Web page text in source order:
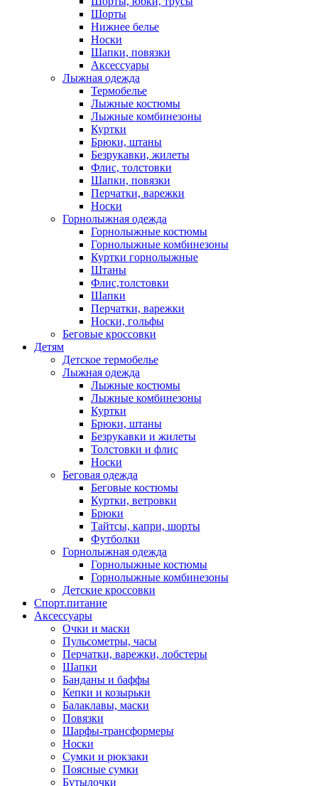
Шорты
Нижнее белье
Носки
Шапки, повязки
Аксессуары
Лыжная одежда
Термобелье
Лыжные костюмы
Лыжные комбинезоны
Куртки
Брюки, штаны
Безрукавки, жилеты
Флис, толстовки
Шапки, повязки
Перчатки, варежки
Носки
Горнолыжная одежда
Горнолыжные костюмы
Горнолыжные комбинезоны
Куртки горнолыжные
Штаны
Флис,толстовки
Шапки
Перчатки, варежки
Носки, гольфы
Беговые кроссовки
Детям
Детское термобелье
Лыжная одежда
Лыжные костюмы
Лыжные комбинезоны
Куртки
Брюки, штаны
Безрукавки и жилеты
Толстовки и флис
Носки
Беговая одежда
Беговые костюмы
Куртки, ветровки
Брюки
Тайтсы, капри, шорты
Футболки
Горнолыжная одежда
Горнолыжные костюмы
Горнолыжные комбинезоны
Детские кроссовки
Спорт.питание
Аксессуары
Очки и маски
Пульсометры, часы
Перчатки, варежки, лобстеры
Шапки
Банданы и баффы
Кепки и козырьки
Балаклавы, маски
Повязки
Шарфы-трансформеры
Носки
Сумки и рюкзаки
Поясные сумки
Бутылочки